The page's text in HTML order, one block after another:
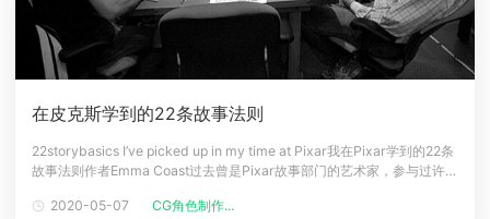
在皮克斯学到的22条故事法则
22storybasics I’ve picked up in my time at Pixar我在Pixar学到的22条
故事法则作者Emma Coast过去曾是Pixar故事部门的艺术家，参与过许多
Pixar的导演和同事，以及聆听编剧讲故事，加上自己创作过程中所学的故
2020-05-07 CG角色制作...